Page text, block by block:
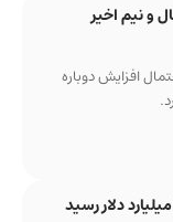
نیم اخیر
۴/۱ درصد، احتمال افزایش دوباره